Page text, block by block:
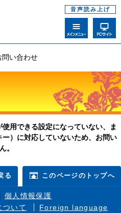
音声読み上げ
問い合わせ
用できる設定になっていない、ま
）に対応していないため、お問い
。
る このページのトップへ
個人情報保護
ついて
Foreign language